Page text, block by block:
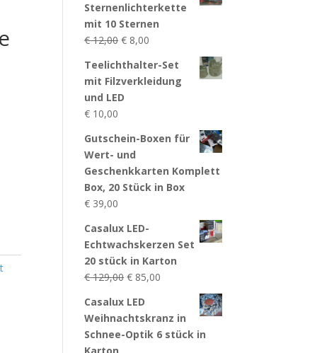
Sternenlichterkette
mit 10 Sternen
€12,00 Ursprünglicher
war:
€ 12,00
€ 8,00
ist:
€ 8,00.
Teelichthalter-Set
mit Filzverkleidung
und LED
€ 10,00
Gutschein-Boxen für
Wert- und
Geschenkkarten Komplett
Box, 20 Stück in Box
€ 39,00
Casalux LED-
Echtwachskerzen Set
20 stück in Karton
€129,00 Ursprünglicher
war:
€ 129,00
€ 85,00
€ 85,00.
Casalux LED
Weihnachtskranz in
Schnee-Optik 6 stück in